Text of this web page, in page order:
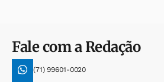
Fale com a Redação
(71) 99601-0020